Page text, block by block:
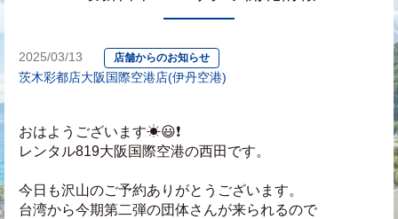
2025/03/13 店舗からのお知らせ
茨木彩都店大阪国際空港店(伊丹空港)
おはようございます☀😃❗
レンタル819大阪国際空港の西田です。
今日も沢山のご予約ありがとうございます。
台湾から今期第二弾の団体さんが来られるので